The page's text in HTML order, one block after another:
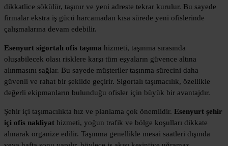
dikkatlice sökülür, taşınır ve yeni adreste tekrar kurulur. Bu sayede
firmalar ekstra iş gücü harcamadan kısa sürede yeni ofislerinde
çalışmalarına devam edebilir.
Esenyurt sigortalı ofis taşıma hizmeti, taşınma sırasında
oluşabilecek olası risklere karşı tüm eşyaların güvence altına
alınmasını sağlar. Bu sayede müşteriler taşınma sürecini daha
güvenli ve rahat bir şekilde geçirir. Sigortalı taşımacılık, özellikle
değerli ekipmanların bulunduğu ofisler için büyük bir avantajdır.
Şehir içi taşımacılıkta hız ve planlama çok önemlidir. Esenyurt şehir
içi ofis nakliyat hizmeti, yoğun trafik ve bölge koşulları dikkate
alınarak organize edilir. Taşınma genellikle mesai saatleri dışında